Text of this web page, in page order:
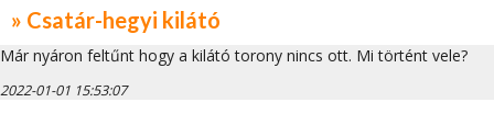
» Csatár-hegyi kilátó
Már nyáron feltűnt hogy a kilátó torony nincs ott. Mi történt vele?
2022-01-01 15:53:07